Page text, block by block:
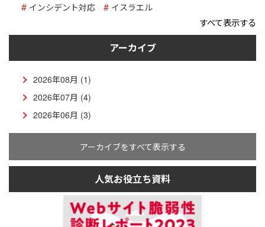
インシデント対応
イスラエル
すべて表示する
アーカイブ
2026年08月 (1)
2026年07月 (4)
2026年06月 (3)
アーカイブをすべて表示する
人気お役立ち資料